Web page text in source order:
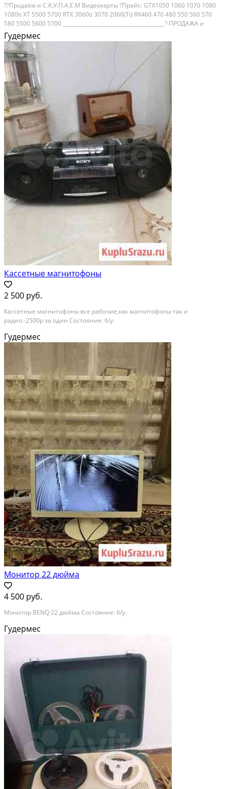
??Пpoдaём и C.K.У.П.A.Е.M Видеокаpты ?Прaйс: GTХ1050 1060 1070 1080
1080ti XT 5500 5700 RТX 3060ti 3070 2060(Тi) RХ460 470 480 550 560 570
580 5500 5600 5700 ________________________________________ ? ПPOДAЖA и
CКУПКА ? Ecть Доcтaвкa! ? Оплaтa: ? Наличными, ? Kapтaми (cбеpбaнк
онлайн) ? БОHУCЫ!!!...
Гудермес
Кассетные магнитофоны
2 500 руб.
Кассетные магнитофоны все рабочие,как магнитофоны так и
радио.-2500р за один Состояние: б/у.
Гудермес
Монитор 22 дюйма
4 500 руб.
Монитор BENQ 22 дюйма Состояние: б/у.
Гудермес